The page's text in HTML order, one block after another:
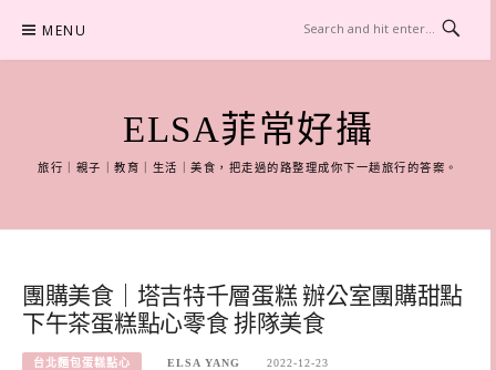
content
MENU
ELSA菲常好攝
旅行｜親子｜教育｜生活｜美食，把走過的路整理成你下一趟旅行的答案。
團購美食｜塔吉特千層蛋糕 辦公室團購甜點
下午茶蛋糕點心零食 排隊美食
台北麵包蛋糕點心 ELSA YANG 2022-12-23